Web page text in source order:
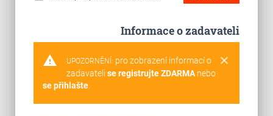
Informace o zadavateli
warning clear
UPOZORNĚNÍ: pro zobrazení informací o
zadavateli se registrujte ZDARMAnebo
se přihlašte.